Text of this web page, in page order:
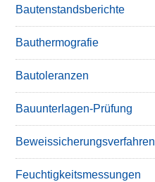
Bautenstandsberichte
Bauthermografie
Bautoleranzen
Bauunterlagen-Prüfung
Beweissicherungsverfahren
Feuchtigkeitsmessungen